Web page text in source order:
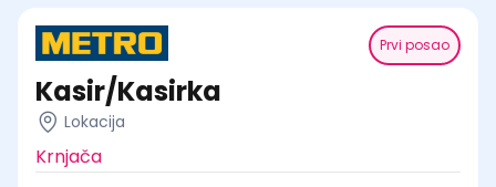
Prvi posao
Kasir/Kasirka
Lokacija
Krnjača